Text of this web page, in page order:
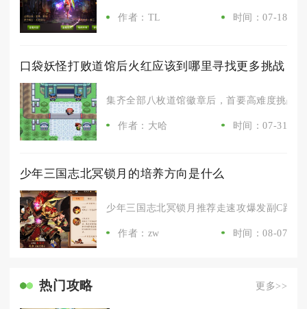
作者：TL 时间：07-18
口袋妖怪打败道馆后火红应该到哪里寻找更多挑战
集齐全部八枚道馆徽章后，首要高难度挑战
作者：大哈 时间：07-31
少年三国志北冥锁月的培养方向是什么
少年三国志北冥锁月推荐走速攻爆发副C路
作者：zw 时间：08-07
热门攻略 更多>>